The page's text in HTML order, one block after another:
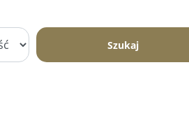
Szukaj